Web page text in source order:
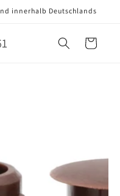
innerhalb Deutschlands
Warenkorb